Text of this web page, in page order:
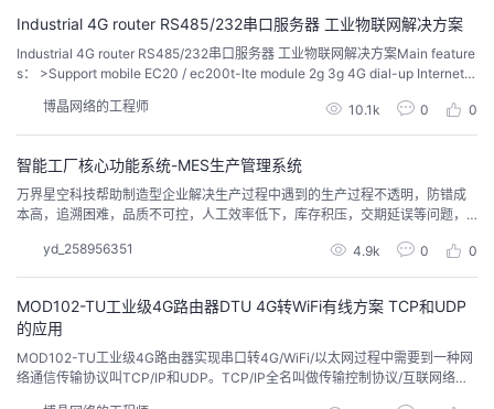
藏
Industrial 4G router RS485/232串口服务器 工业物联网解决方案
Industrial 4G router RS485/232串口服务器 工业物联网解决方案Main feature
s： >Support mobile EC20 / ec200t-lte module 2g 3g 4G dial-up Internet a
博晶网络的工程师
10.1k 0 0
智能工厂核心功能系统-MES生产管理系统
万界星空科技帮助制造型企业解决生产过程中遇到的生产过程不透明，防错成
本高，追溯困难，品质不可控，人工效率低下，库存积压，交期延误等问题，
真正实现数字化制造工厂。
yd_258956351 4.9k 0 0
MOD102-TU工业级4G路由器DTU 4G转WiFi有线方案 TCP和UDP
的应用
MOD102-TU工业级4G路由器实现串口转4G/WiFi/以太网过程中需要到一种网
络通信传输协议叫TCP/IP和UDP。TCP/IP全名叫做传输控制协议/互联网络协